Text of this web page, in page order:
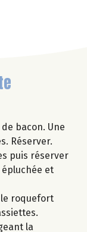
bacon. Une
Réserver.
puis réserver
et
le roquefort
la